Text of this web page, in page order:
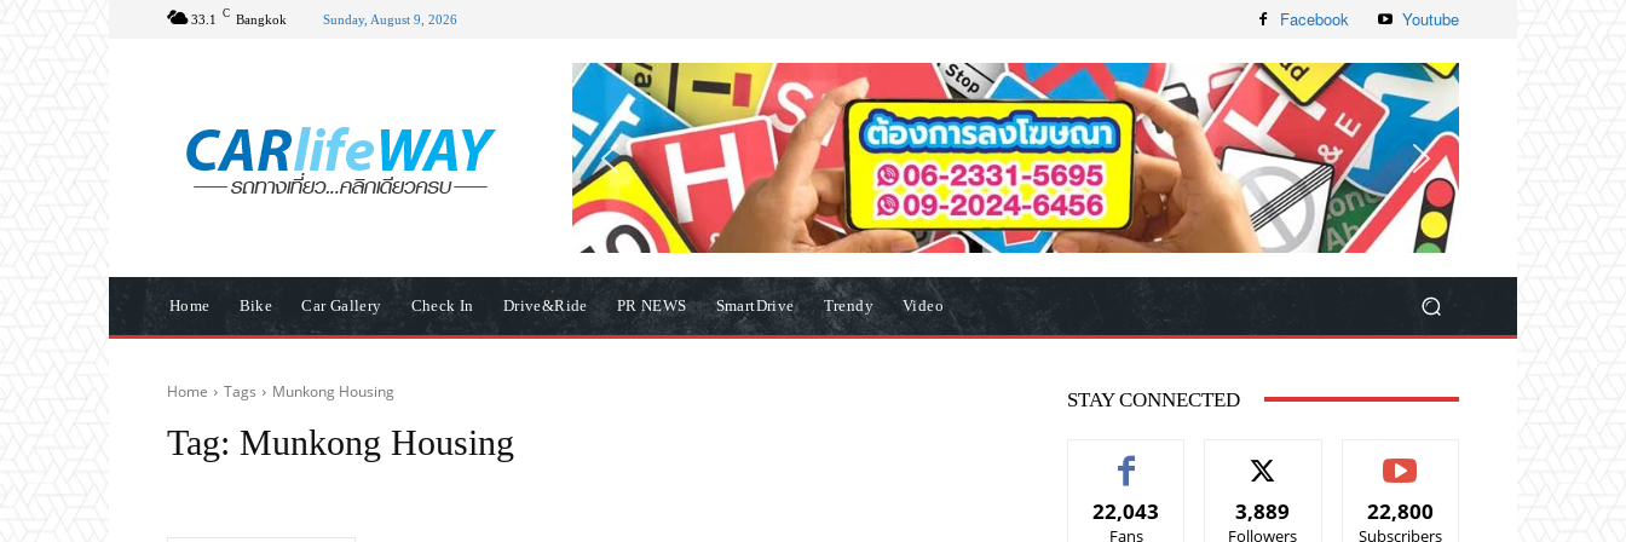
33.1 C Bangkok Sunday, August 9, 2026 Facebook Youtube
Home Bike Car Gallery Check In Drive&Ride PR NEWS SmartDrive Trendy Video
Home Tags Munkong Housing
Tag: Munkong Housing
STAY CONNECTED
22,043
Fans
3,889
Followers
22,800
Subscribers